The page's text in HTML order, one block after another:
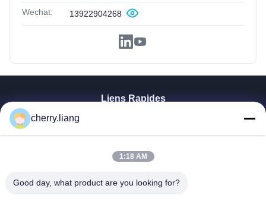
Wechat: 13922904268
Liens Rapides
Produits
A Propos De Nous
Contact
cherry.liang
1:18 AM
Good day, what product are you looking for?